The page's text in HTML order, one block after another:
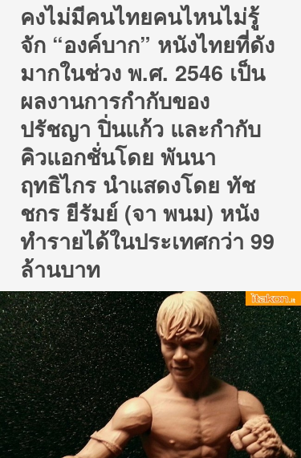
คงไม่มีคนไทยคนไหนไม่รู้
จัก “องค์บาก” หนังไทยที่ดัง
มากในช่วง พ.ศ. 2546 เป็น
ผลงานการกำกับของ
ปรัชญา ปิ่นแก้ว และกำกับ
คิวแอกชั่นโดย พันนา
ฤทธิไกร นำแสดงโดย ทัช
ชกร ยีรัมย์ (จา พนม) หนัง
ทำรายได้ในประเทศกว่า 99
ล้านบาท